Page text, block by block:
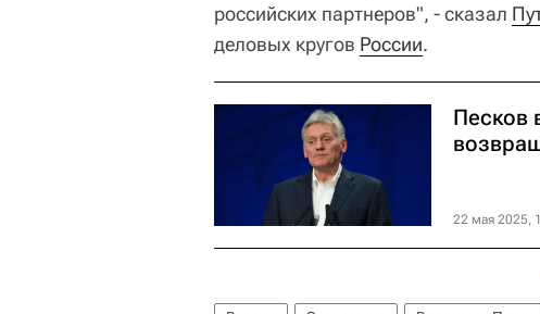
российских партнеров", - сказал
деловых кругов России.
Песков
22 мая 2025,